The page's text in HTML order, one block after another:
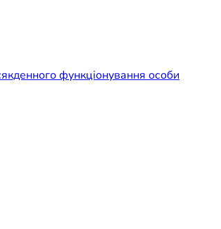
функціонування особи